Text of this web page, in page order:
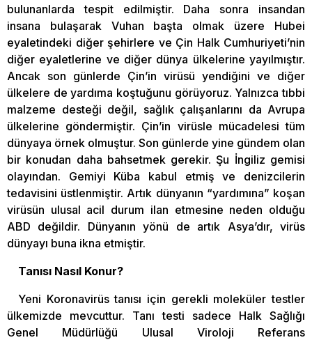
bulunanlarda tespit edilmiştir. Daha sonra insandan
insana bulaşarak Vuhan başta olmak üzere Hubei
eyaletindeki diğer şehirlere ve Çin Halk Cumhuriyeti’nin
diğer eyaletlerine ve diğer dünya ülkelerine yayılmıştır.
Ancak son günlerde Çin’in virüsü yendiğini ve diğer
ülkelere de yardıma koştuğunu görüyoruz. Yalnızca tıbbi
malzeme desteği değil, sağlık çalışanlarını da Avrupa
ülkelerine göndermiştir. Çin’in virüsle mücadelesi tüm
dünyaya örnek olmuştur. Son günlerde yine gündem olan
bir konudan daha bahsetmek gerekir. Şu İngiliz gemisi
olayından. Gemiyi Küba kabul etmiş ve denizcilerin
tedavisini üstlenmiştir. Artık dünyanın “yardımına” koşan
virüsün ulusal acil durum ilan etmesine neden olduğu
ABD değildir. Dünyanın yönü de artık Asya’dır, virüs
dünyayı buna ikna etmiştir.
Tanısı Nasıl Konur?
Yeni Koronavirüs tanısı için gerekli moleküler testler
ülkemizde mevcuttur. Tanı testi sadece Halk Sağlığı
Genel Müdürlüğü Ulusal Viroloji Referans